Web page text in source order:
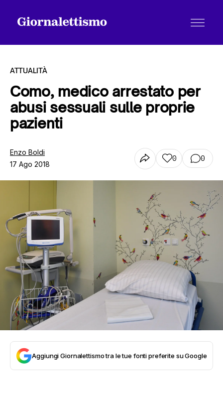
Tutti gli articoli
Chi siamo
ATTUALITÀ
Como, medico arrestato per
abusi sessuali sulle proprie
pazienti
Enzo Boldi
17 Ago 2018
0 0
Aggiungi Giornalettismo tra le tue fonti preferite su Google